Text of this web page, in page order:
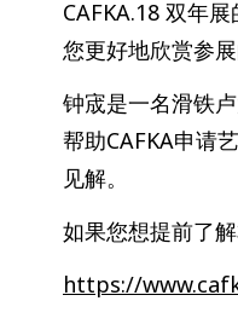
CAFKA.18 双年
您更好地欣赏参展
钟宬是一名滑铁
帮助CAFKA申请
见解。
如果您想提前了
https://